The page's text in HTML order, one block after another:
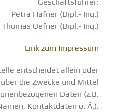
Petra Häfner (Dipl.- Ing.)
Thomas Oefner (Dipl.- Ing.)
Link zum Impressum
entscheidet allein oder
die Zwecke und Mittel
Daten (z.B.
Kontaktdaten o. Ä.).